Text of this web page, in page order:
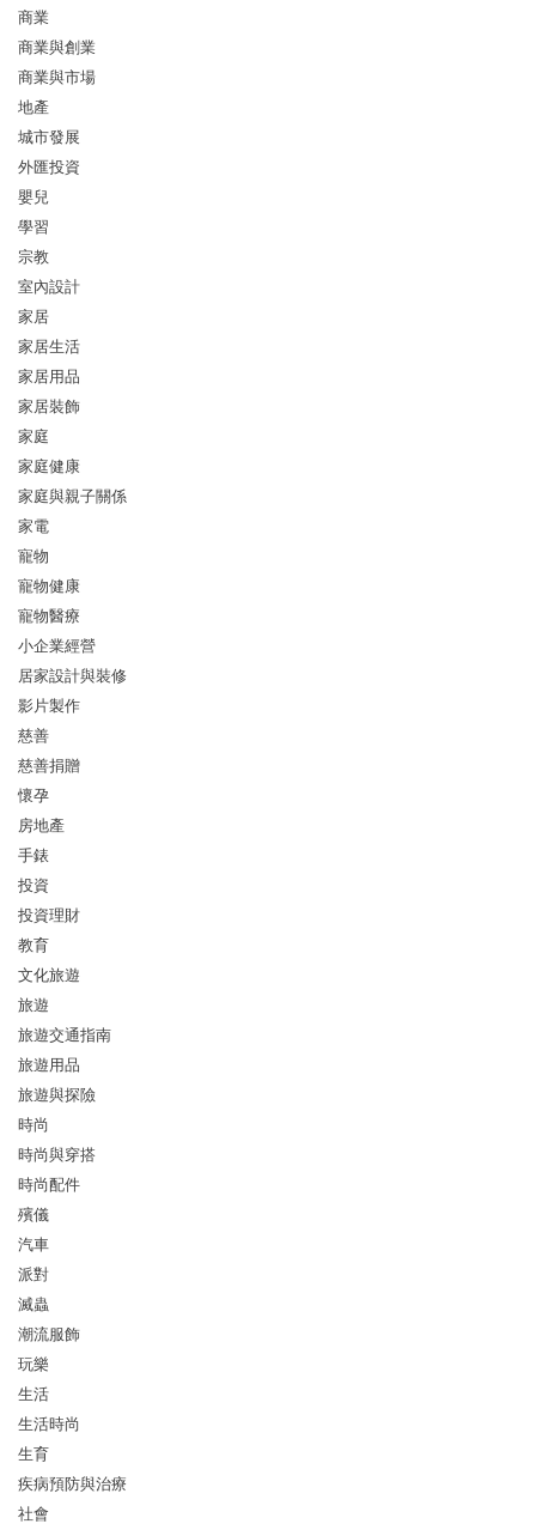
商業
商業與創業
商業與市場
地產
城市發展
外匯投資
嬰兒
學習
宗教
室內設計
家居
家居生活
家居用品
家居裝飾
家庭
家庭健康
家庭與親子關係
家電
寵物
寵物健康
寵物醫療
小企業經營
居家設計與裝修
影片製作
慈善
慈善捐贈
懷孕
房地產
手錶
投資
投資理財
教育
文化旅遊
旅遊
旅遊交通指南
旅遊用品
旅遊與探險
時尚
時尚與穿搭
時尚配件
殯儀
汽車
派對
滅蟲
潮流服飾
玩樂
生活
生活時尚
生育
疾病預防與治療
社會